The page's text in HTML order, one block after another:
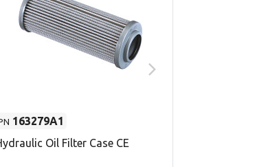
163279A1
Oil Filter Case CE